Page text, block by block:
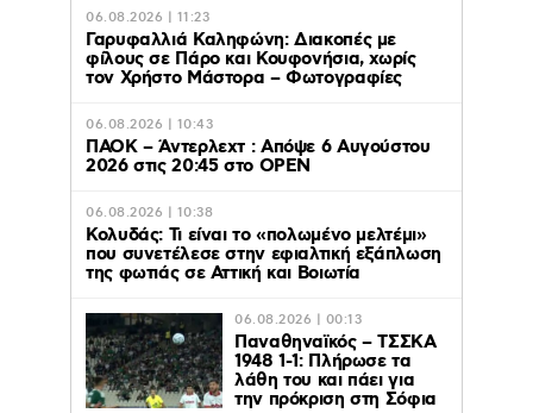
06.08.2026 | 11:23
Γαρυφαλλιά Καληφώνη: Διακοπές με
φίλους σε Πάρο και Κουφονήσια, χωρίς
τον Χρήστο Μάστορα – Φωτογραφίες
06.08.2026 | 10:43
ΠΑΟΚ – Άντερλεχτ : Απόψε 6 Αυγούστου
2026 στις 20:45 στο ΟΡΕΝ
06.08.2026 | 10:38
Κολυδάς: Τι είναι το «πολωμένο μελτέμι»
που συνετέλεσε στην εφιαλτική εξάπλωση
της φωτιάς σε Αττική και Βοιωτία
06.08.2026 | 00:13
Παναθηναϊκός – ΤΣΣΚΑ
1948 1-1: Πλήρωσε τα
λάθη του και πάει για
την πρόκριση στη Σόφια